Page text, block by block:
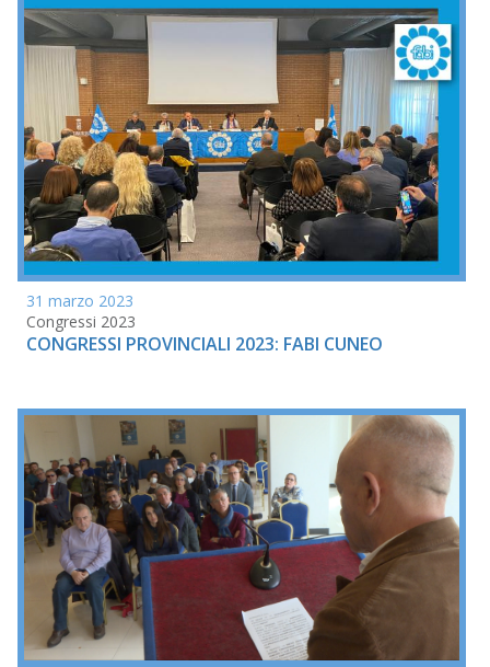
31 marzo 2023
Congressi 2023
CONGRESSI PROVINCIALI 2023: FABI CUNEO